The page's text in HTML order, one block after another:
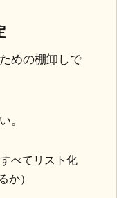
めの棚卸しで
。
べてリスト化
か）